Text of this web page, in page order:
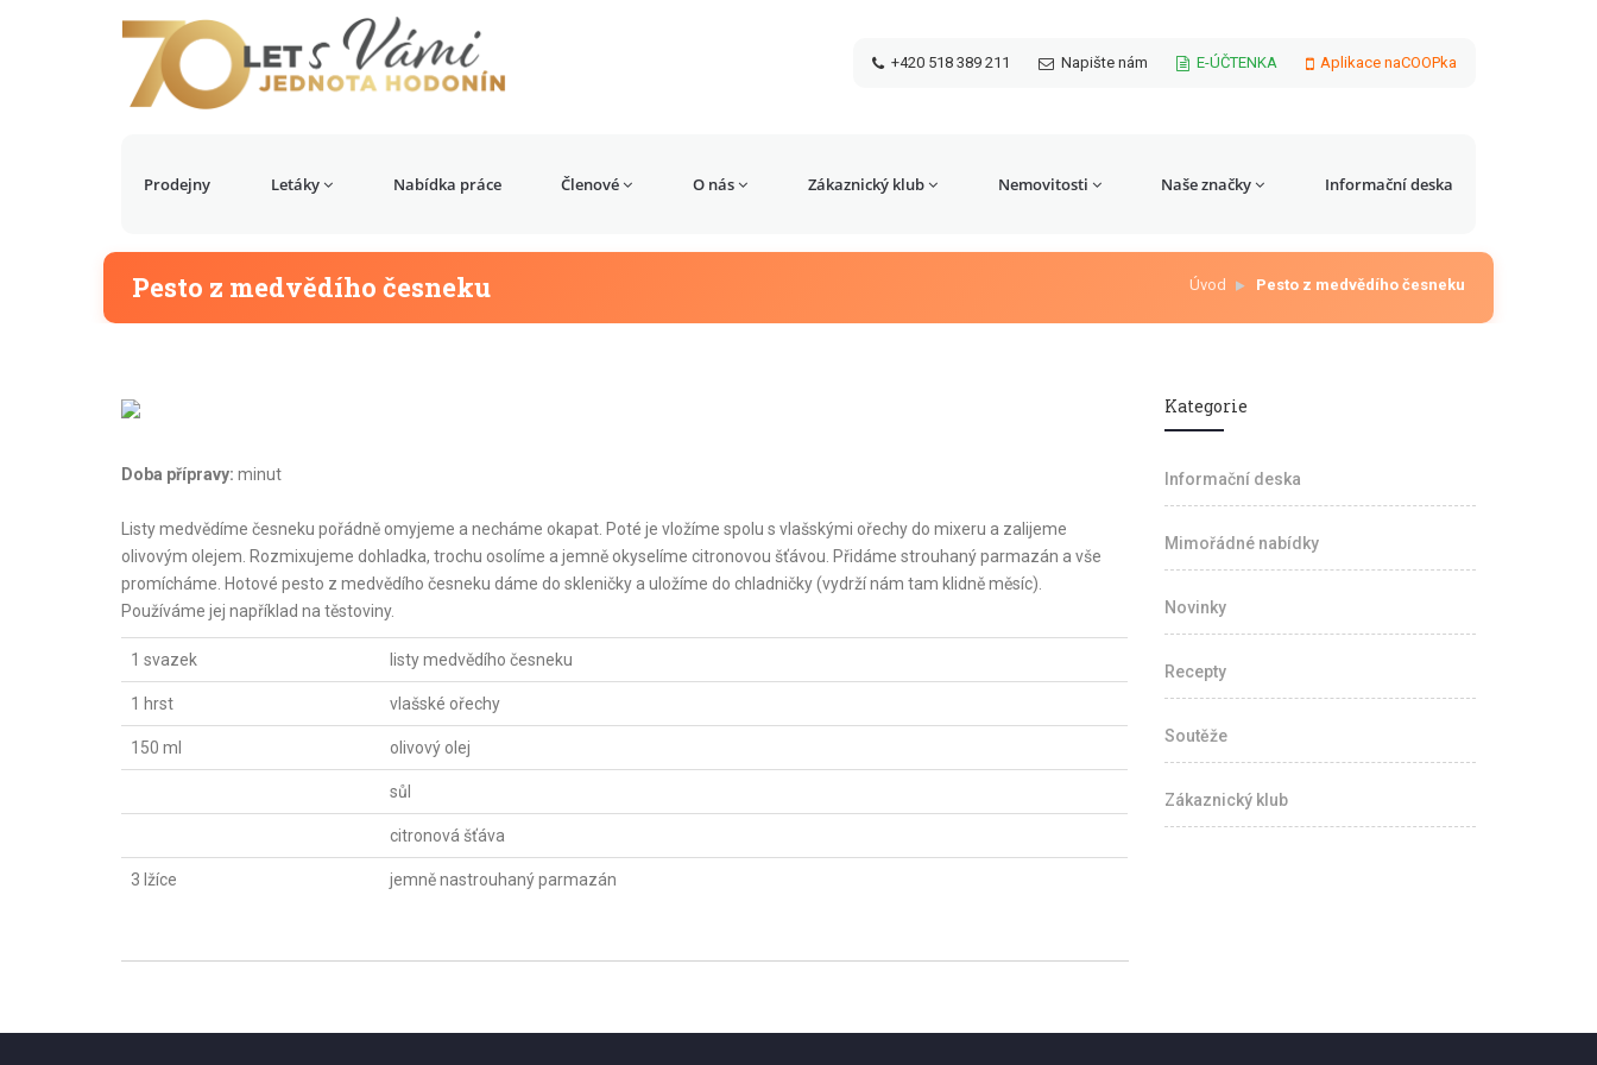
+420 518 389 211 Napište nám E-ÚČTENKA Aplikace naCOOPka
Prodejny Letáky Nabídka práce Členové O nás Zákaznický klub Nemovitosti Naše značky Informační deska
Pesto z medvědího česneku Úvod Pesto z medvědího česneku
Doba přípravy: minut
Listy medvědíme česneku pořádně omyjeme a necháme okapat. Poté je vložíme spolu s vlašskými ořechy do mixeru a zalijeme
olivovým olejem. Rozmixujeme dohladka, trochu osolíme a jemně okyselíme citronovou šťávou. Přidáme strouhaný parmazán a vše
promícháme. Hotové pesto z medvědího česneku dáme do skleničky a uložíme do chladničky (vydrží nám tam klidně měsíc).
Používáme jej například na těstoviny.
1 svazek listy medvědího česneku
1 hrst vlašské ořechy
150 ml olivový olej
sůl
citronová šťáva
3 lžíce jemně nastrouhaný parmazán
Kategorie
Informační deska
Mimořádné nabídky
Novinky
Recepty
Soutěže
Zákaznický klub